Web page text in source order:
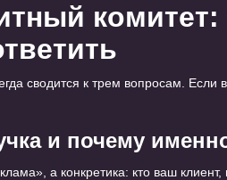
сводится к трем вопросам. Если
и почему
а конкретика: кто ваш